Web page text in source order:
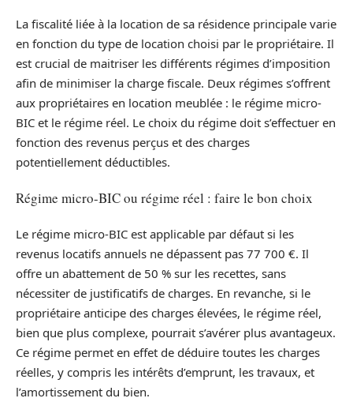
La fiscalité liée à la location de sa résidence principale varie
en fonction du type de location choisi par le propriétaire. Il
est crucial de maitriser les différents régimes d’imposition
afin de minimiser la charge fiscale. Deux régimes s’offrent
aux propriétaires en location meublée : le régime micro-
BIC et le régime réel. Le choix du régime doit s’effectuer en
fonction des revenus perçus et des charges
potentiellement déductibles.
Régime micro-BIC ou régime réel : faire le bon choix
Le régime micro-BIC est applicable par défaut si les
revenus locatifs annuels ne dépassent pas 77 700 €. Il
offre un abattement de 50 % sur les recettes, sans
nécessiter de justificatifs de charges. En revanche, si le
propriétaire anticipe des charges élevées, le régime réel,
bien que plus complexe, pourrait s’avérer plus avantageux.
Ce régime permet en effet de déduire toutes les charges
réelles, y compris les intérêts d’emprunt, les travaux, et
l’amortissement du bien.